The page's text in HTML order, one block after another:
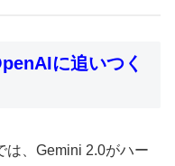
に追いつく
は、Gemini 2.0がハー